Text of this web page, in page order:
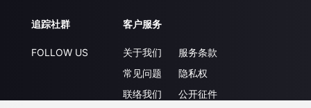
追踪社群
FOLLOW US
客户服务
关于我们
常见问题
联络我们
服务条款
隐私权
公开征件